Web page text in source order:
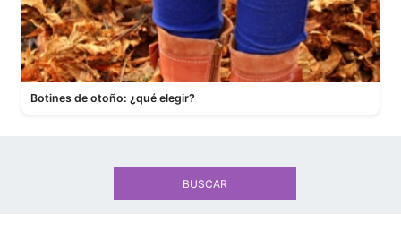
Botines de otoño: ¿qué elegir?
BUSCAR